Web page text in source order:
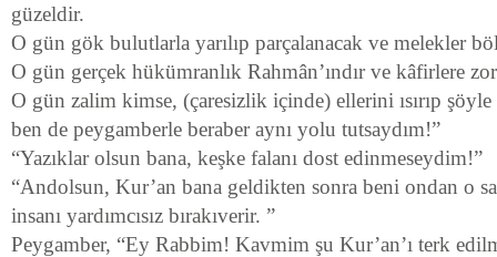
güzeldir.
O gün gök bulutlarla yarılıp parçalanacak ve melekler
O gün gerçek hükümranlık Rahmân’ındır ve kâfirlere
O gün zalim kimse, (çaresizlik içinde) ellerini ısırıp
ben de peygamberle beraber aynı yolu tutsaydım!”
“Yazıklar olsun bana, keşke falanı dost edinmeseydim!”
“Andolsun, Kur’an bana geldikten sonra beni ondan o
insanı yardımcısız bırakıverir. ”
Peygamber, “Ey Rabbim! Kavmim şu Kur’an’ı terk